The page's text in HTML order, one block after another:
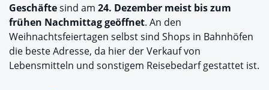
Geschäftesind am 24. Dezember meist bis zum
frühen Nachmittag geöffnet. An den
Weihnachtsfeiertagen selbst sind Shops in Bahnhöfen
die beste Adresse, da hier der Verkauf von
Lebensmitteln und sonstigem Reisebedarf gestattet ist.